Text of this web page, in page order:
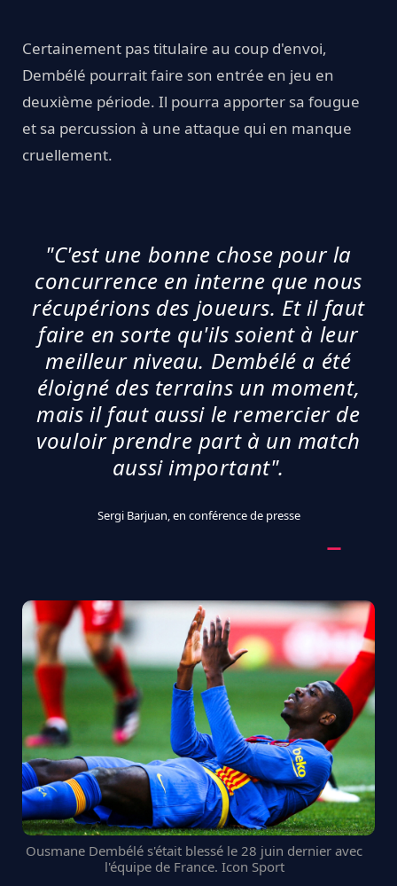
Certainement pas titulaire au coup d'envoi,
Dembélé pourrait faire son entrée en jeu en
deuxième période. Il pourra apporter sa fougue
et sa percussion à une attaque qui en manque
cruellement.
"C'est une bonne chose pour la
concurrence en interne que nous
récupérions des joueurs. Et il faut
faire en sorte qu'ils soient à leur
meilleur niveau. Dembélé a été
éloigné des terrains un moment,
mais il faut aussi le remercier de
vouloir prendre part à un match
aussi important".
Sergi Barjuan, en conférence de presse
Ousmane Dembélé s'était blessé le 28 juin dernier avec
l'équipe de France. Icon Sport